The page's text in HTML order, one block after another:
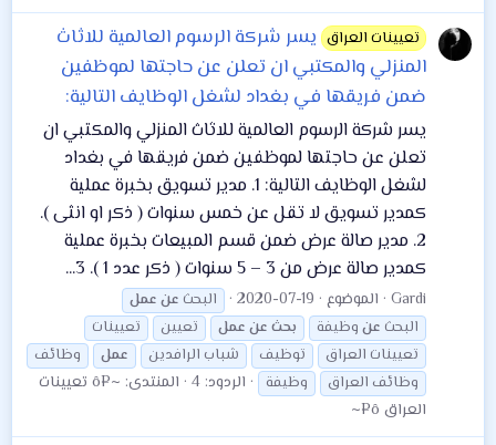
تعيينات العراق يسر شركة الرسوم العالمية للاثاث
المنزلي والمكتبي ان تعلن عن حاجتها لموظفين
ضمن فريقها في بغداد لشغل الوظايف التالية:
يسر شركة الرسوم العالمية للاثاث المنزلي والمكتبي ان
تعلن عن حاجتها لموظفين ضمن فريقها في بغداد
لشغل الوظايف التالية: 1. مدير تسويق بخبرة عملية
كمدير تسويق لا تقل عن خمس سنوات ( ذكر او انثى ).
2. مدير صالة عرض ضمن قسم المبيعات بخبرة عملية
كمدير صالة عرض من 3 – 5 سنوات ( ذكر عدد 1 ). 3...
Gardi الموضوع 2020-07-19 البحث عن عمل
البحث عن وظيفة بحث عن عمل تعيين
تعيينات
تعيينات العراق
توظيف شباب الرافدين عمل
وظائف
وظائف العراق
وظيفة الردود: 4 المنتدى:
~¤ô تعيينات
العراق ô¤~